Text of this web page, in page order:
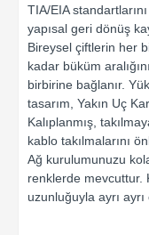
TIA/EIA
yapısal geri dönüş
Bireysel çiftlerin her
kadar büküm
birbirine bağlanır.
tasarım, Yakın Uç
Kalıplanmış,
kablo takılmalarını
Ağ kurulumunuzu
renklerde mevcuttur.
uzunluğuyla ayrı